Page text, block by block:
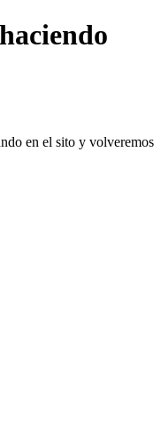
en el sito y volveremos